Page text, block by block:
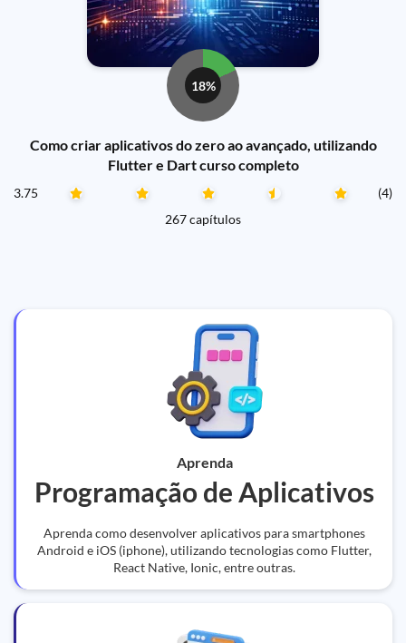
18%
Como criar aplicativos do zero ao avançado, utilizando
Flutter e Dart curso completo
3.75
(4)
267 capítulos
Aprenda
Programação de Aplicativos
Aprenda como desenvolver aplicativos para smartphones
Android e iOS (iphone), utilizando tecnologias como Flutter,
React Native, Ionic, entre outras.